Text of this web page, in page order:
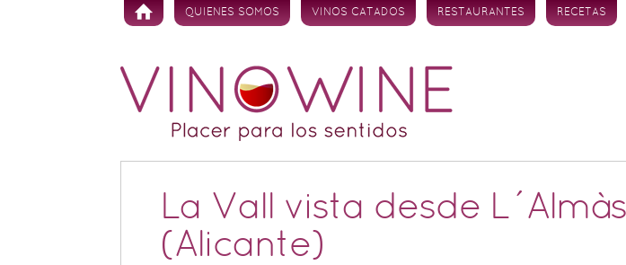
Skip to content
QUIENES SOMOS VINOS CATADOS RESTAURANTES RECETAS
La Vall vista desde
(Alicante)